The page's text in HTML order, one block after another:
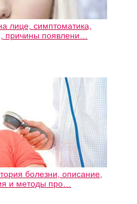
лице, симптоматика,
причины появлени…
болезни, описание,
и методы про…